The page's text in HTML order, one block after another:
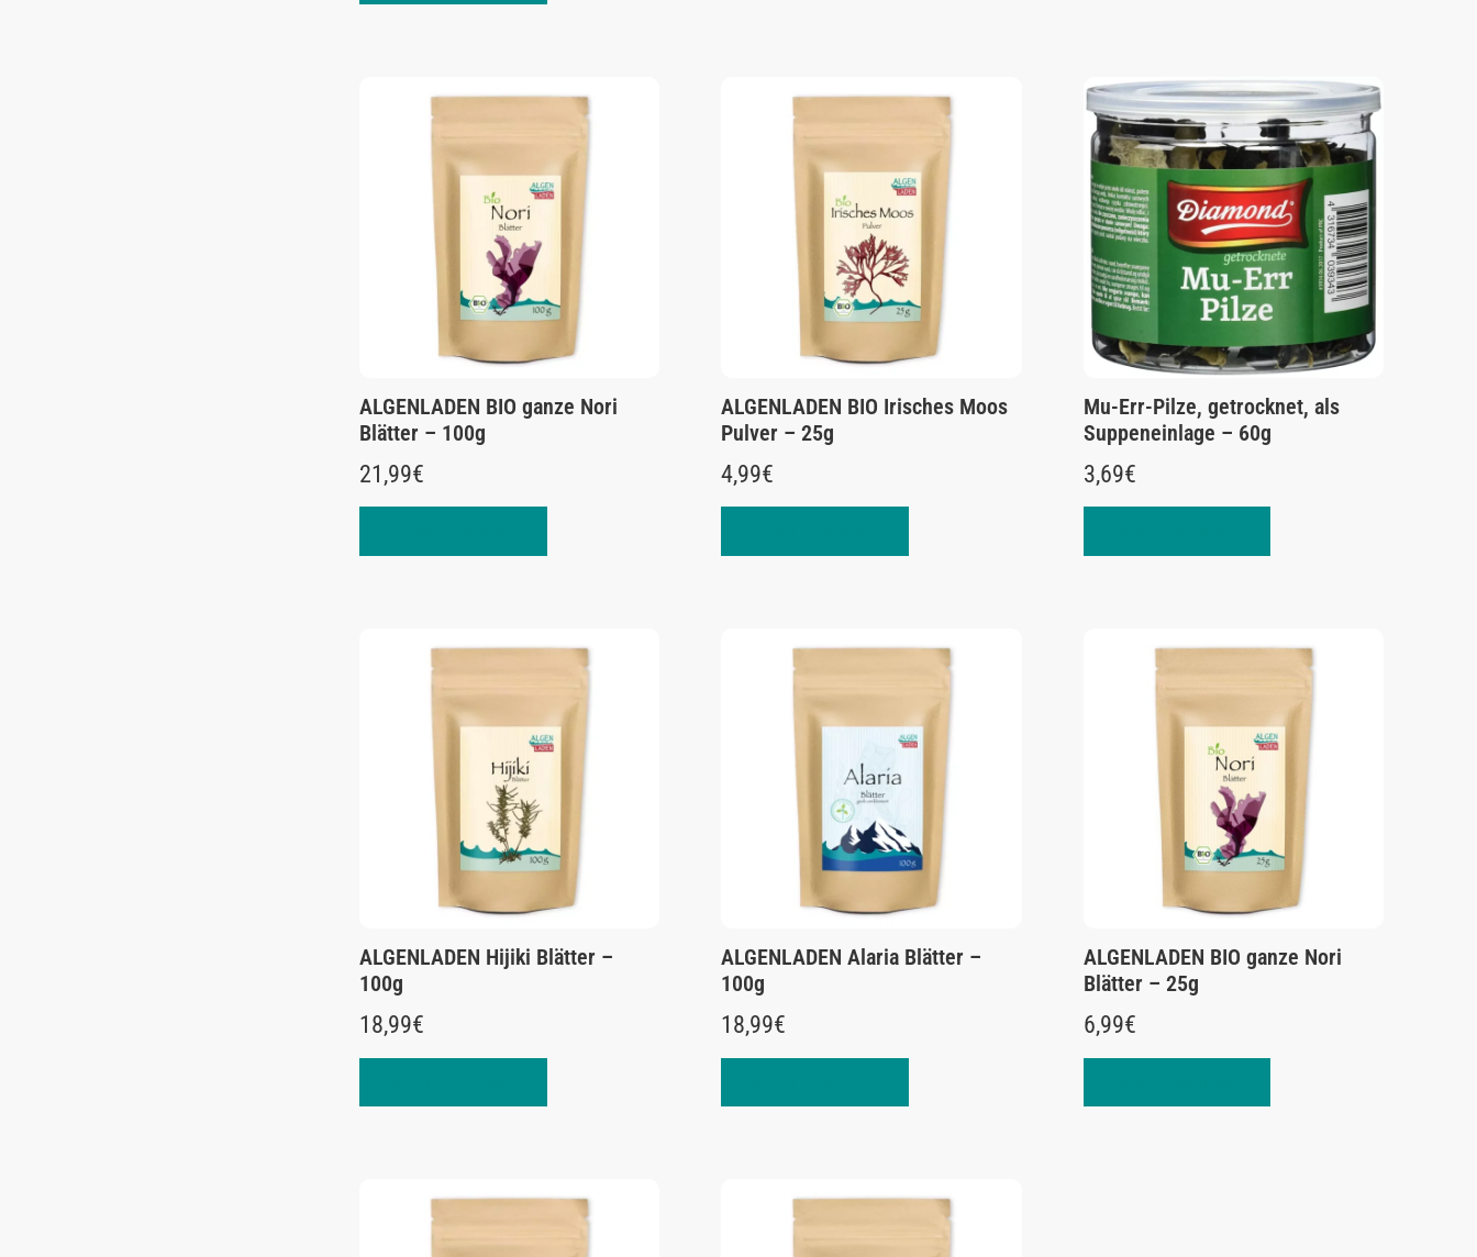
ALGENLADEN BIO ganze Nori
Blätter – 100g
21,99€
ALGENLADEN BIO Irisches Moos
Pulver – 25g
4,99€
Mu-Err-Pilze, getrocknet, als
Suppeneinlage – 60g
3,69€
ALGENLADEN Hijiki Blätter –
100g
18,99€
ALGENLADEN Alaria Blätter –
100g
18,99€
ALGENLADEN BIO ganze Nori
Blätter – 25g
6,99€